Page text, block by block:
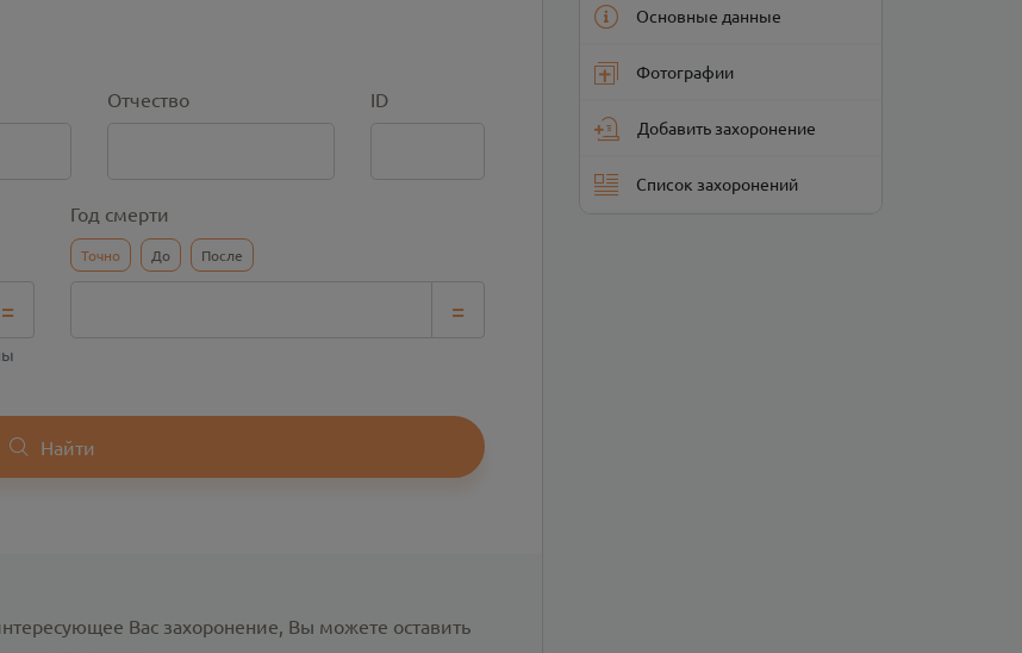
Отчество ID
=
Год смерти
Точно До После
=
Найти
Вас захоронение, Вы можете оставить
Основные данные
Фотографии
Добавить захоронение
Список захоронений